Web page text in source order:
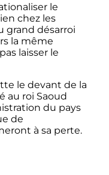
le
chez les
grand désarroi
la même
laisser le
le devant de la
au roi Saoud
du pays
de
à sa perte.